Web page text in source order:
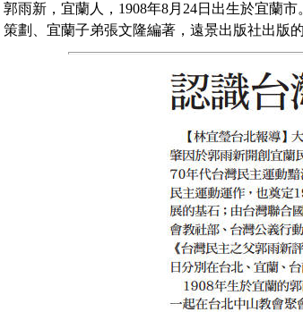
郭雨新，宜蘭人，1908年8月24日出生於宜蘭
策劃、宜蘭子弟張文隆編著，遠景出版社出版的